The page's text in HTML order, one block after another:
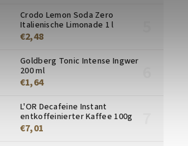
Crodo Lemon Soda Zero
Italienische Limonade 1 l
€2,48
Goldberg Tonic Intense Ingwer
200 ml
€1,64
L'OR Decafeine Instant
entkoffeinierter Kaffee 100g
€7,01